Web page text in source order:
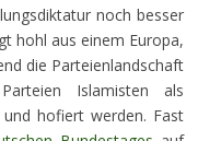
noch besser
hohl aus einem Europa,
die Parteienlandschaft
Islamisten als
und hofiert werden. Fast